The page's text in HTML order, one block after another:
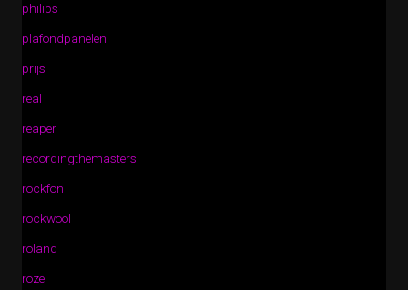
philips
plafondpanelen
prijs
real
reaper
recordingthemasters
rockfon
rockwool
roland
roze